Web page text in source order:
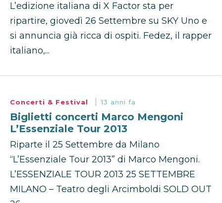
L’edizione italiana di X Factor sta per
ripartire, giovedì 26 Settembre su SKY Uno e
si annuncia già ricca di ospiti. Fedez, il rapper
italiano,...
Concerti & Festival 13 anni fa
Biglietti concerti Marco Mengoni
L’Essenziale Tour 2013
Riparte il 25 Settembre da Milano
“L’Essenziale Tour 2013” di Marco Mengoni.
L’ESSENZIALE TOUR 2013 25 SETTEMBRE
MILANO – Teatro degli Arcimboldi SOLD OUT